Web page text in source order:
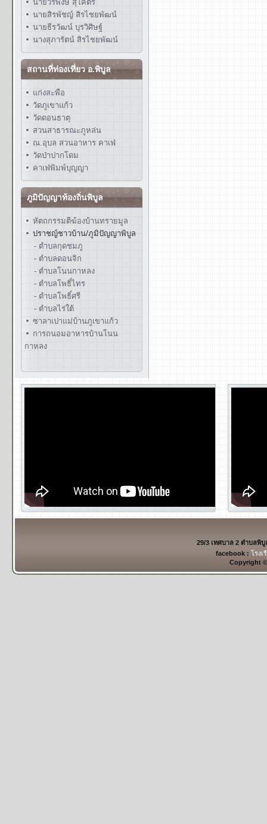
นายวรพงษ์ สุโคตร
นายสิรพัชญ์ สิรไชยพัฒน์
นายธีรวัฒน์ บุรวิศิษฐ์
นางสุภารัตน์ สิรไชยพัฒน์
สถานที่ท่องเที่ยว อ.พิบูล
แก่งสะพือ
วัดภูเขาแก้ว
วัดดอนธาตุ
สวนสาธารณะภูหล่น
ณ.อุบล สวนอาหาร คาเฟ่
วัดป่าปากโดม
คาเฟ่พิมพ์บุญญา
ภูมิปัญญาท้องถิ่นพิบูล
หัตถกรรมตีฆ้องบ้านทรายมูล
ปราชญ์ชาวบ้าน/ภูมิปัญญาพิบูล
- ตำบลกุดชมภู
- ตำบลดอนจิก
- ตำบลโนนกาหลง
- ตำบลโพธิ์ไทร
- ตำบลโพธิ์ศรี
- ตำบลไร่ใต้
ซาลาเปาแม่บ้านภูเขาแก้ว
การถนอมอาหารบ้านโนน
กาหลง
29/3 เทศบาล 2 ตำบลพิ
facebook : โรงเ
Copyright